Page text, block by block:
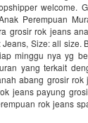
welcome.
Perempuan
grosir rok jeans
Size: all size.
minggu nya yg
yang terkait
abang grosir rok
jeans payung
rok jeans